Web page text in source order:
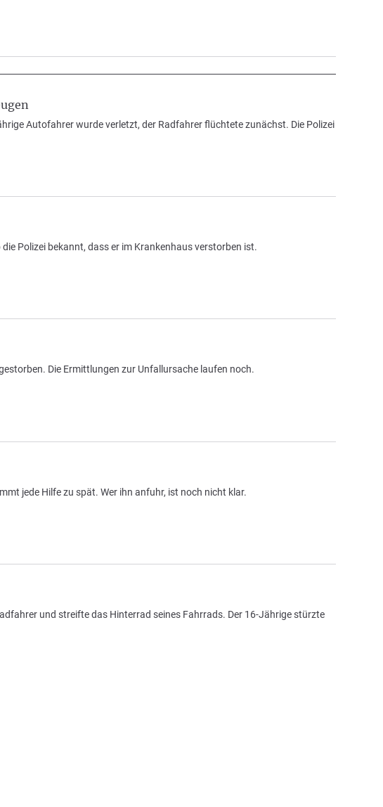
Autofahrer wurde verletzt, der Radfahrer flüchtete zunächst. Die Polizei
Polizei bekannt, dass er im Krankenhaus verstorben ist.
Die Ermittlungen zur Unfallursache laufen noch.
jede Hilfe zu spät. Wer ihn anfuhr, ist noch nicht klar.
und streifte das Hinterrad seines Fahrrads. Der 16-Jährige stürzte